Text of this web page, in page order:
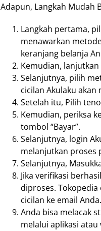
Adapun, Langkah Mudah
Langkah pertama,
menawarkan
keranjang belanja
Kemudian,
Selanjutnya, pilih
cicilan Akulaku
Setelah itu, Pilih
Kemudian, periksa
tombol “Bayar”.
Selanjutnya, login
melanjutkan proses
Selanjutnya,
Jika verifikasi
diproses.
cicilan ke email Anda.
Anda bisa melacak
melalui aplikasi atau